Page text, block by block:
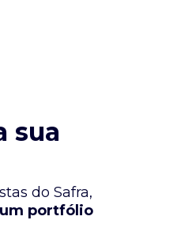
sua
do Safra,
portfólio